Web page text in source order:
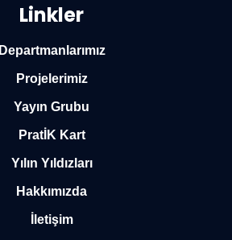
Linkler
Departmanlarımız
Projelerimiz
Yayın Grubu
PratİK Kart
Yılın Yıldızları
Hakkımızda
İletişim